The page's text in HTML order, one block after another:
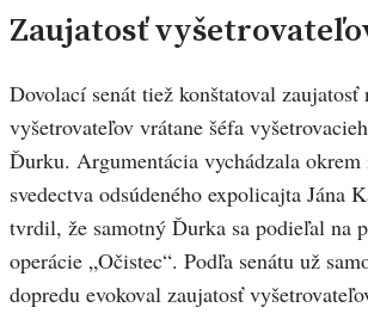
Zaujatosť
Dovolací senát tiež konštatoval zaujatosť
vyšetrovateľov vrátane šéfa
Ďurku. Argumentácia vychádzala okrem
svedectva odsúdeného expolicajta Jána
tvrdil, že samotný Ďurka sa podieľal na
operácie „Očistec“. Podľa senátu už
dopredu evokoval zaujatosť